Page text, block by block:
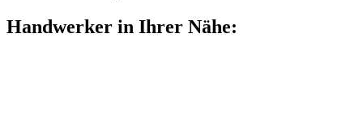
Handwerker in Ihrer Nähe: